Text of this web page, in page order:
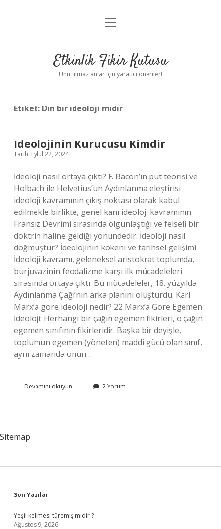
Anasayfa
Yasal Uyarı
menüyü
Etkinlik Fikir Kutusu
Unutulmaz anlar için yaratıcı öneriler!
Etiket: Din bir ideoloji midir
Ideolojinin Kurucusu Kimdir
Tarih: Eylül 22, 2024
İdeoloji nasıl ortaya çıktı? F. Bacon’ın put teorisi ve
Holbach ile Helvetius’un Aydınlanma eleştirisi
ideoloji kavramının çıkış noktası olarak kabul
edilmekle birlikte, genel kanı ideoloji kavramının
Fransız Devrimi sırasında olgunlaştığı ve felsefi bir
doktrin haline geldiği yönündedir. İdeoloji nasıl
doğmuştur? İdeolojinin kökeni ve tarihsel gelişimi
İdeoloji kavramı, geleneksel aristokrat toplumda,
burjuvazinin feodalizme karşı ilk mücadeleleri
sırasında ortaya çıktı. Bu mücadeleler, 18. yüzyılda
Aydınlanma Çağı’nın arka planını oluşturdu. Karl
Marx’a göre ideoloji nedir? 22 Marx’a Göre Egemen
İdeoloji: Herhangi bir çağın egemen fikirleri, o çağın
egemen sınıfının fikirleridir. Başka bir deyişle,
toplumun egemen (yöneten) maddi gücü olan sınıf,
aynı zamanda onun…
Devamını okuyun Ideolojinin
Kurucusu
2 Yorum
Sitemap
Sidebar
Son Yazılar
Yeşil kelimesi türemiş midir ?
Ağustos 9, 2026